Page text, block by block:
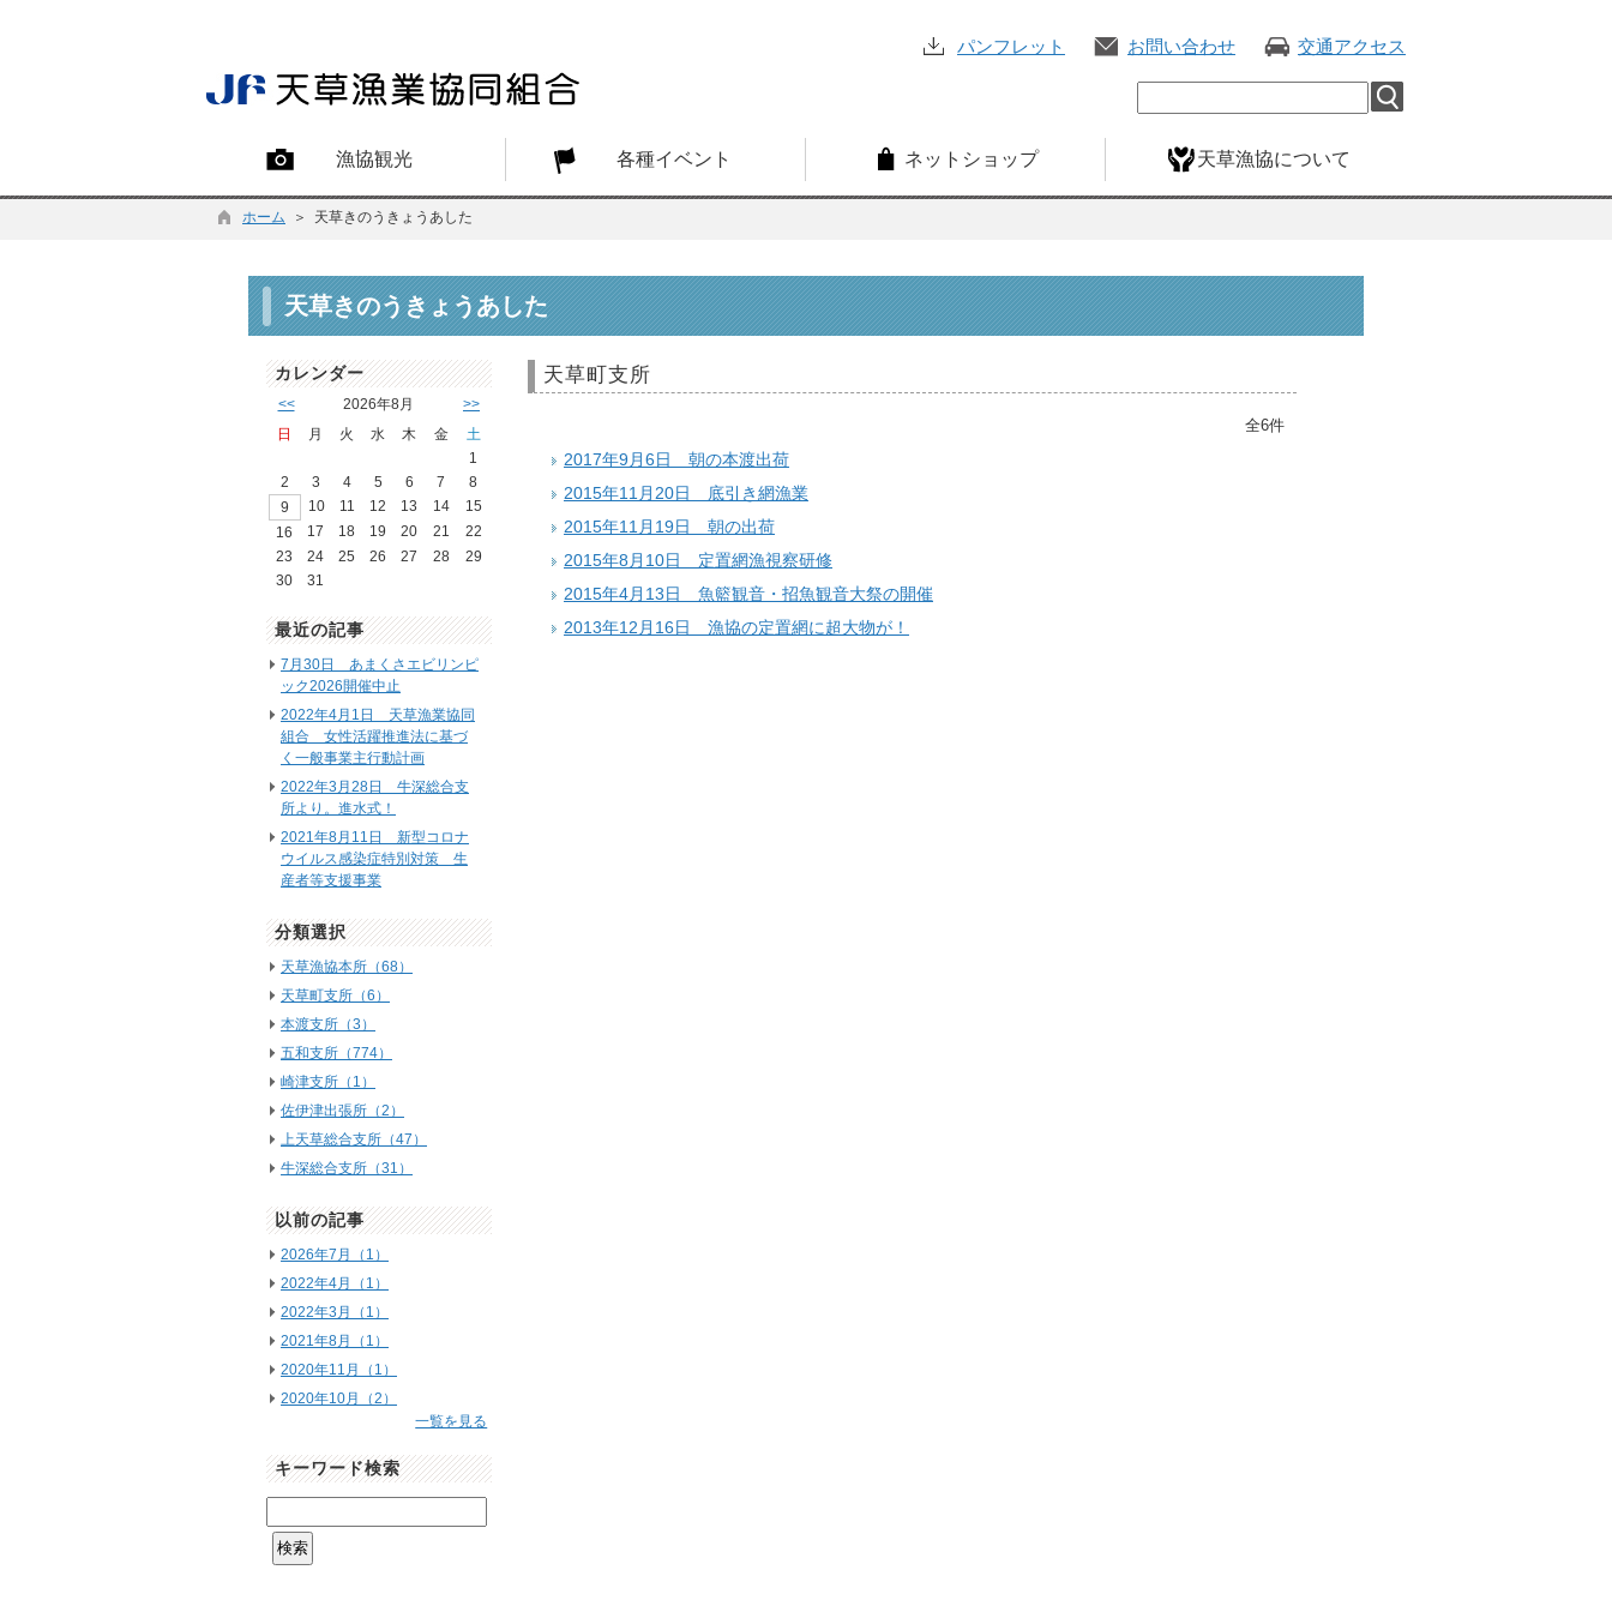
パンフレット お問い合わせ 交通アクセス
漁協観光 各種イベント ネットショップ 天草漁協について
ホーム ＞ 天草きのうきょうあした
天草きのうきょうあした
カレンダー
<< 2026年8月 >>
日 月 火 水 木 金
土
1
2
3 4 5 6 7
8
9
10 11 12 13 14
15
16
17 18 19 20 21
22
23
24 25 26 27 28
29
30
31
最近の記事
7月30日 あまくさエビリンピ
ック2026開催中止
2022年4月1日 天草漁業協同
組合 女性活躍推進法に基づ
く一般事業主行動計画
2022年3月28日 牛深総合支
所より。進水式！
2021年8月11日 新型コロナ
ウイルス感染症特別対策 生
産者等支援事業
分類選択
天草漁協本所（68）
天草町支所（6）
本渡支所（3）
五和支所（774）
崎津支所（1）
佐伊津出張所（2）
上天草総合支所（47）
牛深総合支所（31）
以前の記事
2026年7月（1）
2022年4月（1）
2022年3月（1）
2021年8月（1）
2020年11月（1）
2020年10月（2）
一覧を見る
キーワード検索
天草町支所
全6件
2017年9月6日 朝の本渡出荷
2015年11月20日 底引き網漁業
2015年11月19日 朝の出荷
2015年8月10日 定置網漁視察研修
2015年4月13日 魚籃観音・招魚観音大祭の開催
2013年12月16日 漁協の定置網に超大物が！